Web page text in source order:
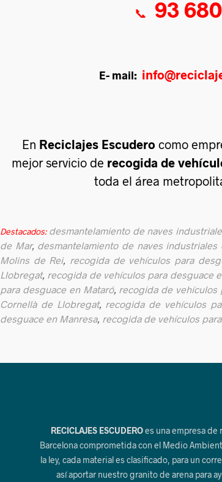
📞 93
E- mail:
En Reciclajes Escudero como
mejor servicio de recogida de
toda el área
Destacados: desmantelamiento de naves
de Mar, desmantelamiento de naves industriales
Molins de Rei, recogida de vehículos para
Llobregat, recogida de vehículos para desguace
para desguace en Mataró, recogida de vehículos
Cornellà de Llobregat, recogida de vehículos
desguace en Manresa, recogida de vehículos
RECICLAJES ESCUDEROes una empresa de
Barcelona comprometida con el Medio
la ley, cada material es clasificado, para un
así aportar nuestro granito de arena para